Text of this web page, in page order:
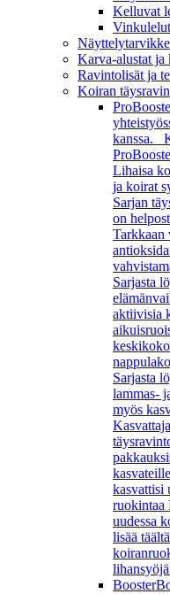
Kelluvat
Vinkulelut
Karva-alustat ja
Ravintolisät ja
Koiran
kanssa.
Lihaisa
ja koirat
Sarjan
on
Tarkkaan
Sarjasta
aktiivisia
Sarjasta
lammas-
myös
kasvattisi
ruokintaa
uudessa
lisää
Booster